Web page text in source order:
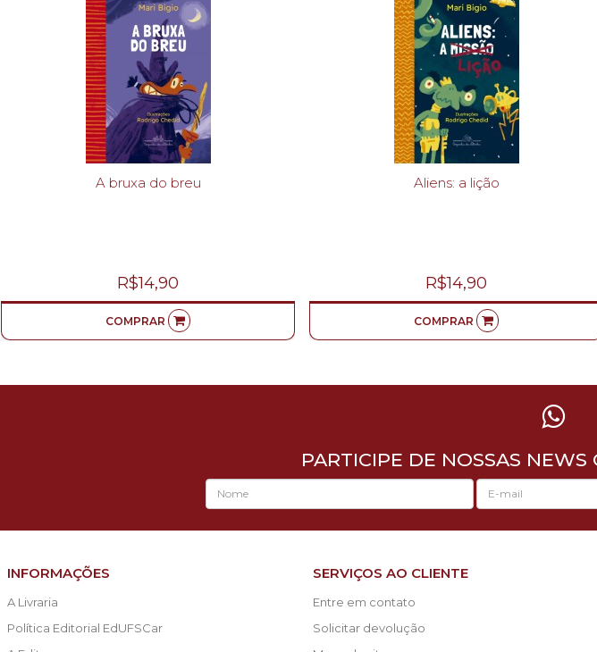
A bruxa do breu
R$14,90
COMPRAR
Aliens: a lição
R$14,90
COMPRAR
PARTICIPE DE NOSSAS
INFORMAÇÕES
A Livraria
Política Editorial EdUFSCar
SERVIÇOS AO CLIENTE
Entre em contato
Solicitar devolução